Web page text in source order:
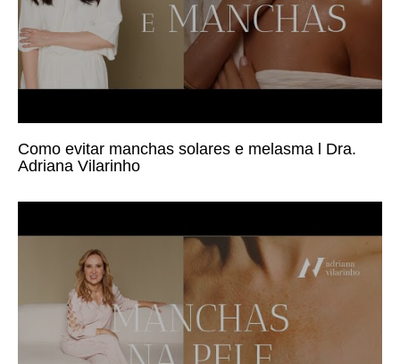
Como evitar manchas solares e melasma l Dra.
Adriana Vilarinho